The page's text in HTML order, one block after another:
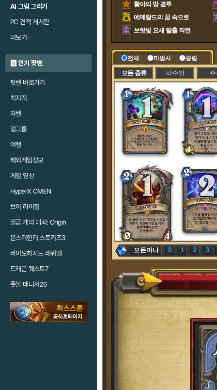
AI 그림 그리기
PC 견적 게시판
더보기
인기 팟벤
팟벤 바로가기
치지직
차벤
걸그룹
여행
해외게임정보
게임 영상
HyperX OMEN
브이 라이징
일곱 개의 대죄: Origin
몬스터헌터 스토리즈3
바이오하자드 레퀴엠
드래곤 퀘스트7
풋볼 매니저26
황야의 땅 결투
에메랄드의 꿈 속으로
보랏빛 요새 탈출 작전
전체 마법사 중립
모든 종류 하수인
모든마나 0 1 2 3